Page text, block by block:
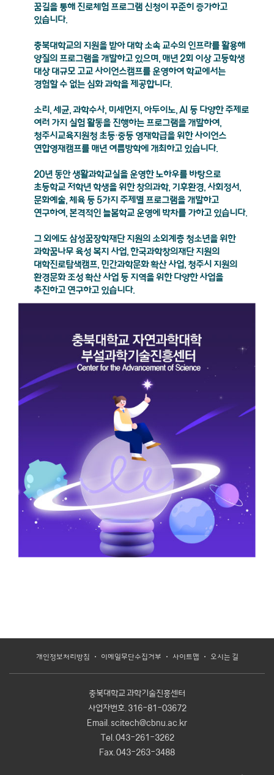
꿈길을 통해 진로체험 프로그램 신청이 꾸준히 증가하고
있습니다.
충북대학교의 지원을 받아 대학 소속 교수의 인프라를 활용해
양질의 프로그램을 개발하고 있으며, 매년 2회 이상 고등학생
대상 대규모 고교 사이언스캠프를 운영하여 학교에서는
경험할 수 없는 심화 과학을 제공합니다.
소리, 세균, 과학수사, 미세먼지, 아두이노, AI 등 다양한 주제로
여러 가지 실험 활동을 진행하는 프로그램을 개발하여,
청주시교육지원청 초등·중등 영재학급을 위한 사이언스
연합영재캠프를 매년 여름방학에 개최하고 있습니다.
20년 동안 생활과학교실을 운영한 노하우를 바탕으로
초등학교 저학년 학생을 위한 창의과학, 기후환경, 사회정서,
문화예술, 체육 등 5가지 주제별 프로그램을 개발하고
연구하여, 본격적인 늘봄학교 운영에 박차를 가하고 있습니다.
그 외에도 삼성꿈장학재단 지원의 소외계층 청소년을 위한
과학꿈나무 육성 복지 사업, 한국과학창의재단 지원의
대학진로탐색캠프, 민간과학문화 확산 사업, 청주시 지원의
환경문화 조성 확산 사업 등 지역을 위한 다양한 사업을
추진하고 연구하고 있습니다.
개인정보처리방침 이메일무단수집거부 사이트맵 오시는 길
충북대학교 과학기술진흥센터
사업자번호. 316-81-03672
Email. scitech@cbnu.ac.kr
Tel. 043-261-3262
Fax. 043-263-3488